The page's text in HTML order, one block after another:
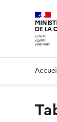
DE LA